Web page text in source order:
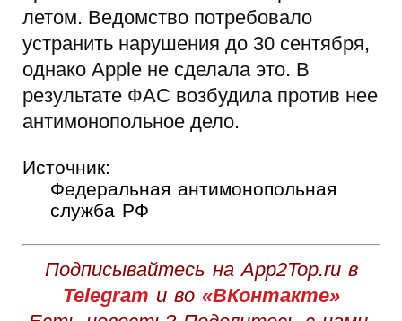
летом. Ведомство потребовало
устранить нарушения до 30 сентября,
однако Apple не сделала это. В
результате ФАС возбудила против нее
антимонопольное дело.
Источник:
Федеральная антимонопольная
служба РФ
Подписывайтесь на App2Top.ru в
Telegram и во «ВКонтакте»